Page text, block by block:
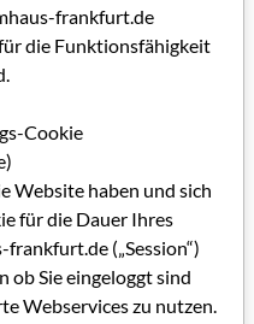
Plattformen sowie
Bildgestalter*innen
Möglichkeiten
kennenlernen und
in Bildgestaltung,
Der Workshop eignet
Tools als auch für
Individuelle
frankfurt.de
für die Funktionsfähigkeit
Cookie
Website haben und sich
für die Dauer Ihres
(„Session“)
ob Sie eingeloggt sind
Webservices zu nutzen.